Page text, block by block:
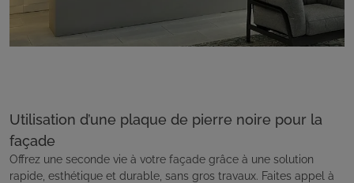
Utilisation d’une plaque de pierre noire pour la
façade
Offrez une seconde vie à votre façade grâce à une solution
rapide, esthétique et durable, sans gros travaux. Faites appel à